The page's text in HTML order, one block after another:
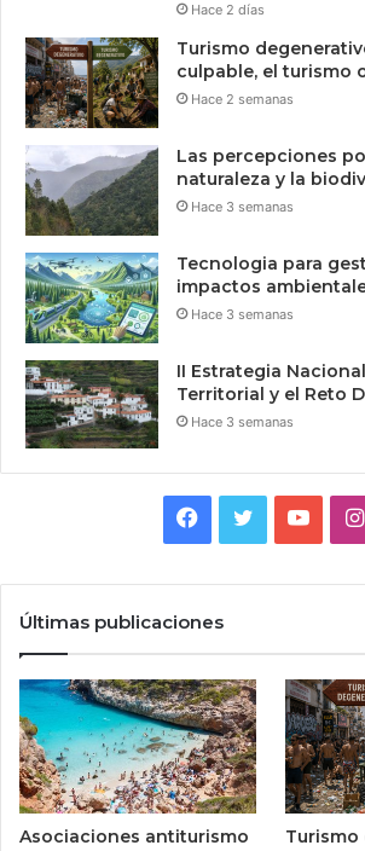
Hace 2 días
Turismo
culpable, el turismo
Hace 2 semanas
Las percepciones
naturaleza y la
Hace 3 semanas
Tecnologia para
impactos
Hace 3 semanas
II Estrategia
Territorial y el Reto
Hace 3 semanas
Facebook
Twitter
Últimas publicaciones
Asociaciones antiturismo
Turismo